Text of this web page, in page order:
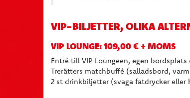
VIP-BILJETTER, OLIKA
VIP LOUNGE: 109,00 € + MOMS
Entré till VIP Loungeen, egen
Trerätters matchbuffé (salladsbord,
2 st drinkbiljetter (svaga fatdrycker eller